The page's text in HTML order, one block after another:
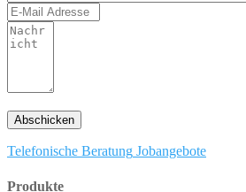
Telefonische Beratung Jobangebote
Produkte